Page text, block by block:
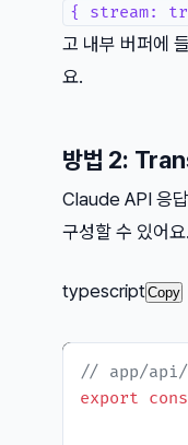
{ stream:
고 내부 버퍼에
요.
방법 2:
Claude API 응
구성할 수 있어요.
typescript Copy
// app/
export